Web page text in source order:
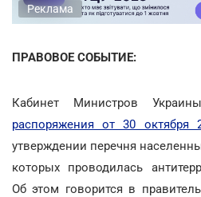
Реклама
ПРАВОВОЕ СОБЫТИЕ:
Кабинет Министров
распоряжения от 30
утверждении перечня
которых проводилась
Об этом говорится в